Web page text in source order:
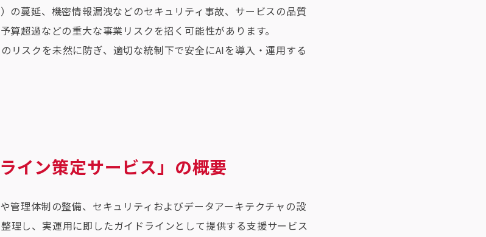
の蔓延、機密情報漏洩などのセキュリティ事故、サービスの品質
算超過などの重大な事業リスクを招く可能性があります。
リスクを未然に防ぎ、適切な統制下で安全にAIを導入・運用する
イン策定サービス」の概要
管理体制の整備、セキュリティおよびデータアーキテクチャの設
理し、実運用に即したガイドラインとして提供する支援サービス